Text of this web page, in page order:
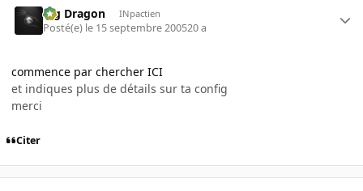
Big Dragon INpactien
Posté(e) le 15 septembre 200520 a
commence par chercher ICI
et indiques plus de détails sur ta config
merci
Citer